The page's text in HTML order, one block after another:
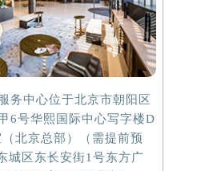
务中心位于北京市朝阳区
6号华熙国际中心写字楼D
北京总部）（需提前预
城区东长安街1号东方广